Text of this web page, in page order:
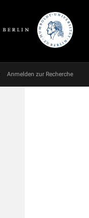
Anmelden zur Recherche